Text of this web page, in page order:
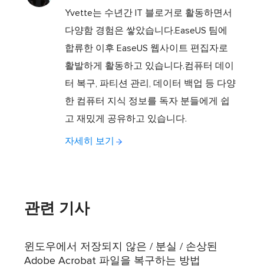
Yvette는 수년간 IT 블로거로 활동하면서
다양함 경험은 쌓았습니다.EaseUS 팀에
합류한 이후 EaseUS 웹사이트 편집자로
활발하게 활동하고 있습니다.컴퓨터 데이
터 복구, 파티션 관리, 데이터 백업 등 다양
한 컴퓨터 지식 정보를 독자 분들에게 쉽
고 재밌게 공유하고 있습니다.
자세히 보기
관련 기사
윈도우에서 저장되지 않은 / 분실 / 손상된
Adobe Acrobat 파일을 복구하는 방법